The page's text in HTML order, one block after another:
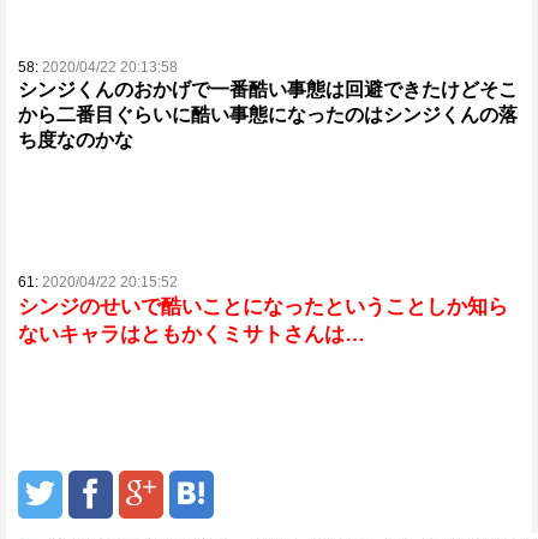
58: 2020/04/22 20:13:58
シンジくんのおかげで一番酷い事態は回避できたけどそこ
から二番目ぐらいに酷い事態になったのはシンジくんの落
ち度なのかな
61: 2020/04/22 20:15:52
シンジのせいで酷いことになったということしか知ら
ないキャラはともかくミサトさんは…